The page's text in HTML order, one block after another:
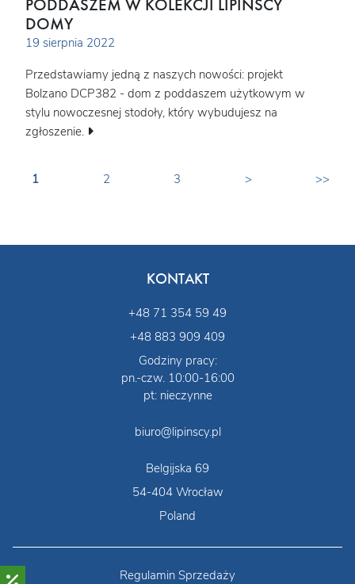
PODDASZEM W KOLEKCJI LIPIŃSCY
DOMY
19 sierpnia 2022
Przedstawiamy jedną z naszych nowości: projekt
Bolzano DCP382 - dom z poddaszem użytkowym w
stylu nowoczesnej stodoły, który wybudujesz na
zgłoszenie.
1 2 3 > >>
KONTAKT
+48 71 354 59 49
+48 883 909 409
Godziny pracy:
pn.-czw. 10:00-16:00
pt: nieczynne
biuro@lipinscy.pl
Belgijska 69
54-404 Wrocław
Poland
Regulamin Sprzedaży